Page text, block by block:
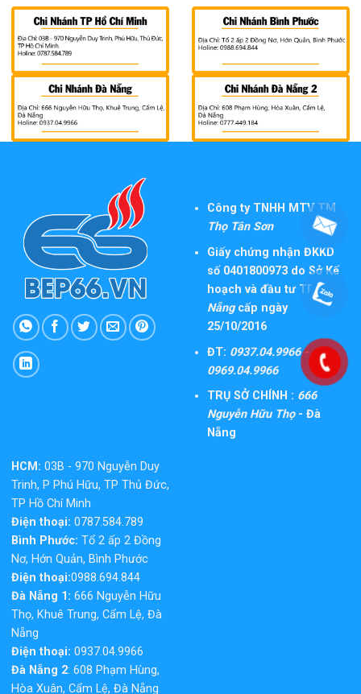
Công ty TNHH MTV TM
Thọ Tân Sơn
Giấy chứng nhận ĐKKD
số 0401800973 do Sở Kế
hoạch và đầu tư TPĐà
Nẵngcấp ngày
25/10/2016
ĐT: 0937.04.9966 -
0969.04.9966
TRỤ SỞ CHÍNH : 666
Nguyễn Hữu Thọ- Đà
Nẵng
HCM: 03B - 970 Nguyễn Duy
Trinh, P Phú Hữu, TP Thủ Đức,
TP Hồ Chí Minh
Điện thoại: 0787.584.789
Bình Phước: Tổ 2 ấp 2 Đồng
Nơ, Hớn Quản, Bình Phước
Điện thoại:0988.694.844
Đà Nẵng 1: 666 Nguyễn Hữu
Thọ, Khuê Trung, Cẩm Lệ, Đà
Nẵng
Điện thoại: 0937.04.9966
Đà Nẵng 2: 608 Phạm Hùng,
Hòa Xuân, Cẩm Lệ, Đà Nẵng